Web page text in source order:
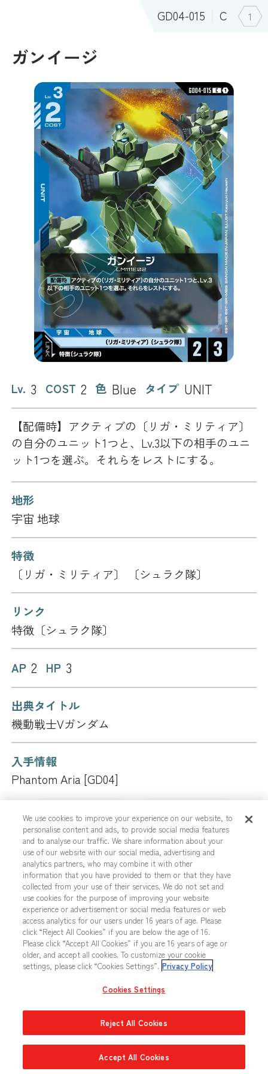
GD04-015 C 1
ガンイージ
Lv. 3 COST 2 色 Blue タイプ UNIT
【配備時】アクティブの〔リガ・ミリティア〕
の自分のユニット1つと、Lv.3以下の相手のユニ
ット1つを選ぶ。それらをレストにする。
地形
宇宙 地球
特徴
〔リガ・ミリティア〕 〔シュラク隊〕
リンク
特徴〔シュラク隊〕
AP 2 HP 3
出典タイトル
機動戦士Vガンダム
入手情報
Phantom Aria [GD04]
カードリスト 商品情報
このカードのQ&A
Q2652026.04.10更新
この効果は、相手のユニットがいないときに自分
のユニット1つだけを選んで発動できますか？
We use cookies to improve your experience on our website, to
personalise content and ads, to provide social media features
and to analyse our traffic. We share information about your
use of our website with our social media, advertising and
analytics partners, who may combine it with other
information that you have provided to them or that they have
collected from your use of their services. We do not set and
use cookies for the purpose of improving your website
experience or advertisement or social media features or web
access analytics for our users under 16 years of age. Please
click “Reject All Cookies” if you are below the age of 16.
Please click “Accept All Cookies” if you are 16 years of age or
older, and accept all cookies. To customize your cookie
settings, please click “Cookies Settings”. Privacy Policy
Cookies Settings
Reject All Cookies
Accept All Cookies